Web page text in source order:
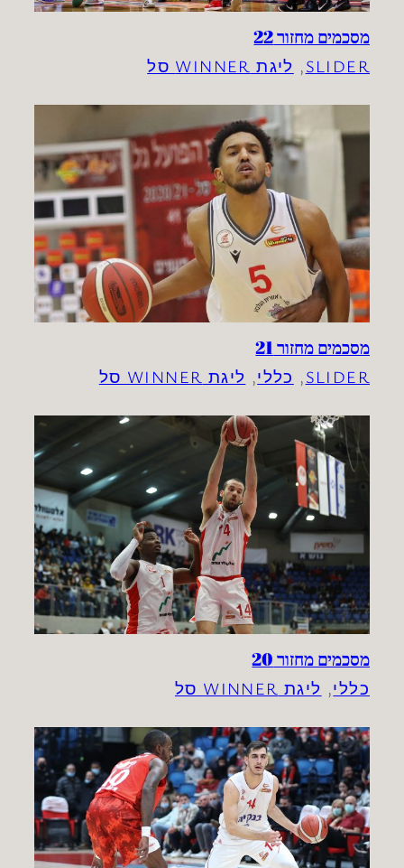
מסכמים מחזור 22
SLIDER
, ליגת WINNER סל
מסכמים מחזור 21
SLIDER
, כללי, ליגת WINNER סל
מסכמים מחזור 20
כללי, ליגת WINNER סל